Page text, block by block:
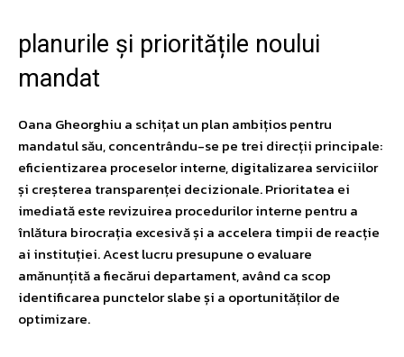
planurile și prioritățile noului
mandat
Oana Gheorghiu a schițat un plan ambițios pentru
mandatul său, concentrându-se pe trei direcții principale:
eficientizarea proceselor interne, digitalizarea serviciilor
și creșterea transparenței decizionale. Prioritatea ei
imediată este revizuirea procedurilor interne pentru a
înlătura birocrația excesivă și a accelera timpii de reacție
ai instituției. Acest lucru presupune o evaluare
amănunțită a fiecărui departament, având ca scop
identificarea punctelor slabe și a oportunităților de
optimizare.